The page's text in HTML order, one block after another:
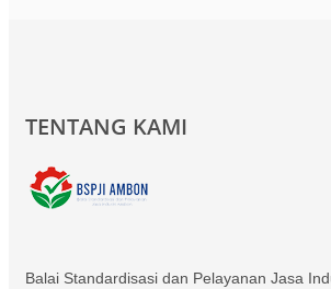
TENTANG KAMI
Balai Standardisasi dan Pelayanan Jasa